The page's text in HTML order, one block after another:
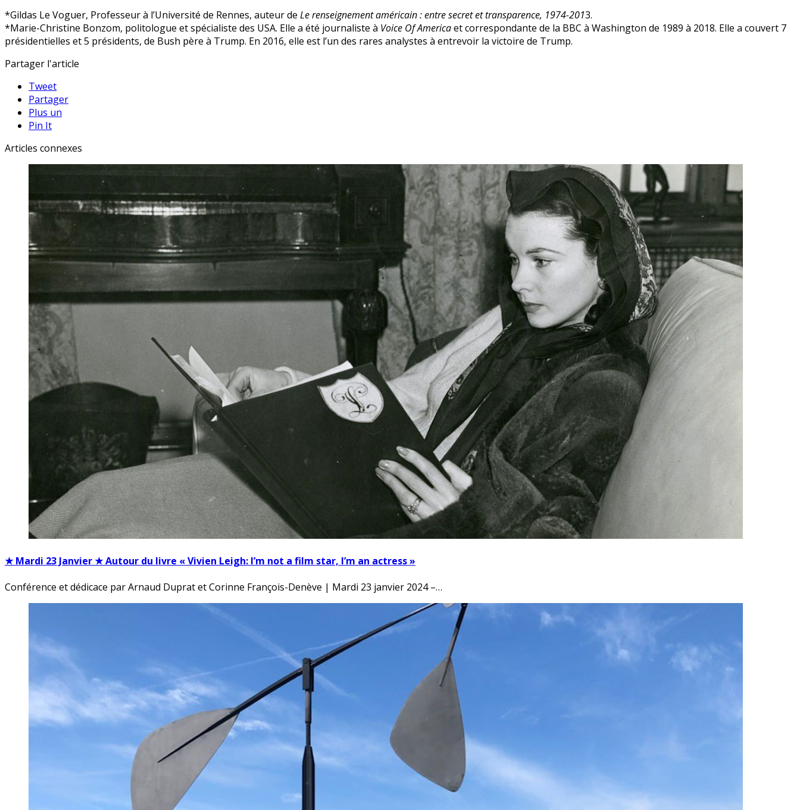
*Gildas Le Voguer, Professeur à l’Université de Rennes, auteur de Le renseignement américain : entre secret et transparence, 1974-2013.
*Marie-Christine Bonzom, politologue et spécialiste des USA. Elle a été journaliste à Voice Of Americaet correspondante de la BBC à Washington de 1989 à 2018. Elle a couvert 7
présidentielles et 5 présidents, de Bush père à Trump. En 2016, elle est l’un des rares analystes à entrevoir la victoire de Trump.
Partager l'article
Tweet
Partager
Plus un
Pin It
Articles connexes
★ Mardi 23 Janvier ★ Autour du livre « Vivien Leigh: I’m not a film star, I’m an actress »
Conférence et dédicace par Arnaud Duprat et Corinne François-Denève | Mardi 23 janvier 2024 –…